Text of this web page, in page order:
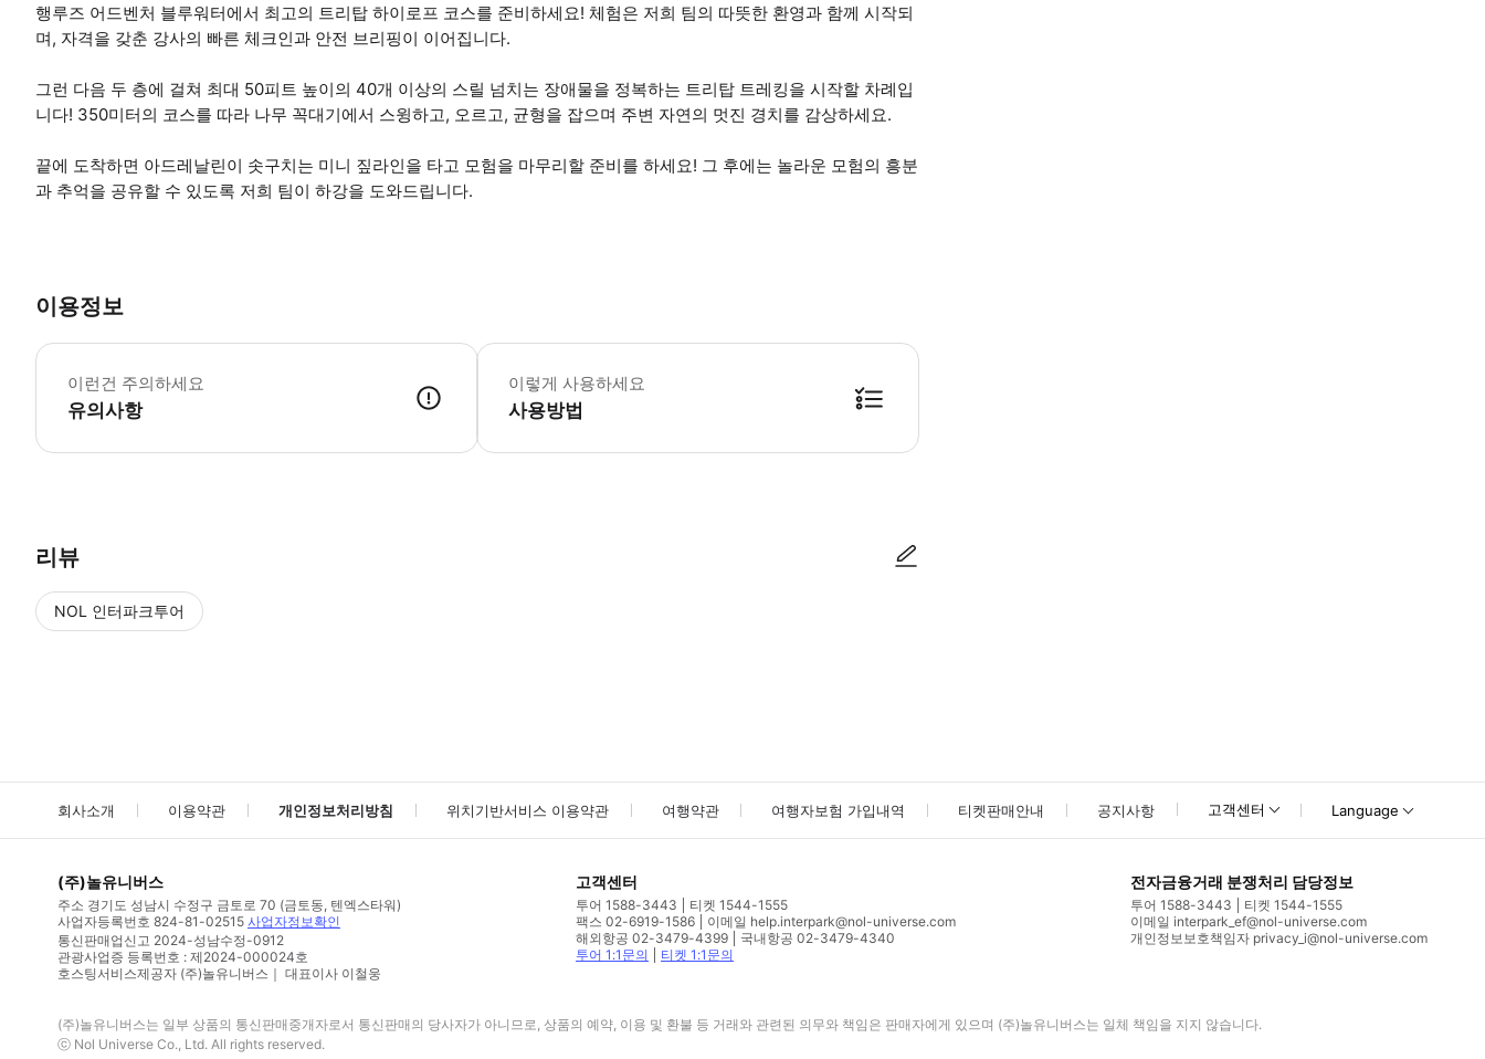
행루즈 어드벤처 블루워터에서 최고의 트리탑 하이로프 코스를 준비하세요! 체험은 저희 팀의 따뜻한 환영과 함께 시작되
며, 자격을 갖춘 강사의 빠른 체크인과 안전 브리핑이 이어집니다.
그런 다음 두 층에 걸쳐 최대 50피트 높이의 40개 이상의 스릴 넘치는 장애물을 정복하는 트리탑 트레킹을 시작할 차례입
니다! 350미터의 코스를 따라 나무 꼭대기에서 스윙하고, 오르고, 균형을 잡으며 주변 자연의 멋진 경치를 감상하세요.
끝에 도착하면 아드레날린이 솟구치는 미니 짚라인을 타고 모험을 마무리할 준비를 하세요! 그 후에는 놀라운 모험의 흥분
과 추억을 공유할 수 있도록 저희 팀이 하강을 도와드립니다.
이용정보
이런건 주의하세요
유의사항
16세 미만의 모든 참가자는 반드시 성인과 동반해야 합니다. 어깨와 허벅지를 덮는 편안한 복장과 앞코가 닫힌 신발을 착용해 주세요. 체크인 예정 시간 최
이렇게 사용하세요
사용방법
리뷰
NOL 인터파크투어
회사소개 이용약관 개인정보처리방침 위치기반서비스 이용약관 여행약관 여행자보험 가입내역 티켓판매안내 공지사항 고객센터 Language
(주)놀유니버스
주소 경기도 성남시 수정구 금토로 70 (금토동, 텐엑스타워)
사업자등록번호 824-81-02515 사업자정보확인
통신판매업신고 2024-성남수정-0912
관광사업증 등록번호 : 제2024-000024호
호스팅서비스제공자 (주)놀유니버스｜ 대표이사 이철웅
고객센터
투어 1588-3443
티켓 1544-1555
팩스 02-6919-1586
이메일 help.interpark@nol-universe.com
해외항공 02-3479-4399
국내항공 02-3479-4340
투어 1:1문의
티켓 1:1문의
전자금융거래 분쟁처리 담당정보
투어 1588-3443
티켓 1544-1555
이메일 interpark_ef@nol-universe.com
개인정보보호책임자 privacy_i@nol-universe.com
(주)놀유니버스는 일부 상품의 통신판매중개자로서 통신판매의 당사자가 아니므로, 상품의 예약, 이용 및 환불 등 거래와 관련된 의무와 책임은 판매자에게 있으며 (주)놀유니버스는 일체 책임을 지지 않습니다.
ⓒ Nol Universe Co., Ltd. All rights reserved.